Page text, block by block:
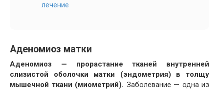
лечение
Аденомиоз матки
Аденомиоз — прорастание тканей внутренней
слизистой оболочки матки (эндометрия) в толщу
мышечной ткани (миометрий). Заболевание — одна из